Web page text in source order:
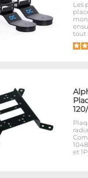
Les
tout
et